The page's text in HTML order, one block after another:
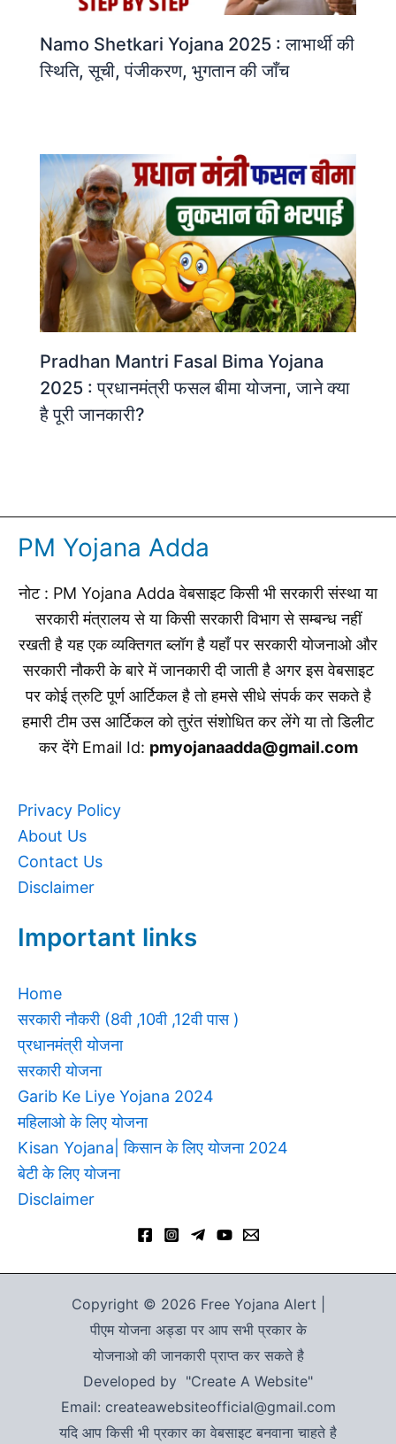
Namo Shetkari Yojana 2025 : लाभार्थी की
स्थिति, सूची, पंजीकरण, भुगतान की जाँच
Pradhan Mantri Fasal Bima Yojana
2025 : प्रधानमंत्री फसल बीमा योजना, जाने क्या
है पूरी जानकारी?
PM Yojana Adda
नोट : PM Yojana Adda वेबसाइट किसी भी सरकारी संस्था या
सरकारी मंत्रालय से या किसी सरकारी विभाग से सम्बन्ध नहीं
रखती है यह एक व्यक्तिगत ब्लॉग है यहाँ पर सरकारी योजनाओ और
सरकारी नौकरी के बारे में जानकारी दी जाती है अगर इस वेबसाइट
पर कोई त्रुटि पूर्ण आर्टिकल है तो हमसे सीधे संपर्क कर सकते है
हमारी टीम उस आर्टिकल को तुरंत संशोधित कर लेंगे या तो डिलीट
कर देंगे Email Id: pmyojanaadda@gmail.com
Privacy Policy
About Us
Contact Us
Disclaimer
Important links
Home
सरकारी नौकरी (8वी ,10वी ,12वी पास )
प्रधानमंत्री योजना
सरकारी योजना
Garib Ke Liye Yojana 2024
महिलाओ के लिए योजना
Kisan Yojana| किसान के लिए योजना 2024
बेटी के लिए योजना
Disclaimer
Copyright © 2026 Free Yojana Alert |
पीएम योजना अड्डा पर आप सभी प्रकार के
योजनाओ की जानकारी प्राप्त कर सकते है
Developed by "Create A Website"
Email: createawebsiteofficial@gmail.com
यदि आप किसी भी प्रकार का वेबसाइट बनवाना चाहते है